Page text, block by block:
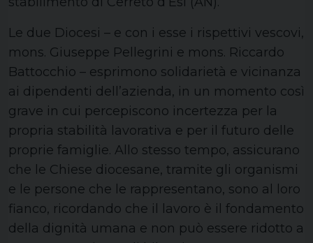
Le due Diocesi – e con i esse i rispettivi vescovi,
mons. Giuseppe Pellegrini e mons. Riccardo
Battocchio – esprimono solidarietà e vicinanza
ai dipendenti dell’azienda, in un momento così
grave in cui percepiscono incertezza per la
propria stabilità lavorativa e per il futuro delle
proprie famiglie. Allo stesso tempo, assicurano
che le Chiese diocesane, tramite gli organismi
e le persone che le rappresentano, sono al loro
fianco, ricordando che il lavoro è il fondamento
della dignità umana e non può essere ridotto a